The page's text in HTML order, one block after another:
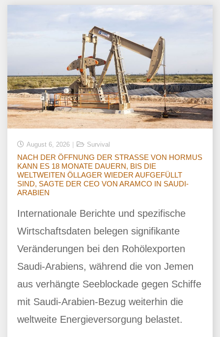
August 6, 2026 Survival
NACH DER ÖFFNUNG DER STRASSE VON HORMUS
KANN ES 18 MONATE DAUERN, BIS DIE
WELTWEITEN ÖLLAGER WIEDER AUFGEFÜLLT
SIND, SAGTE DER CEO VON ARAMCO IN SAUDI-
ARABIEN
Internationale Berichte und spezifische
Wirtschaftsdaten belegen signifikante
Veränderungen bei den Rohölexporten
Saudi-Arabiens, während die von Jemen
aus verhängte Seeblockade gegen Schiffe
mit Saudi-Arabien-Bezug weiterhin die
weltweite Energieversorgung belastet.